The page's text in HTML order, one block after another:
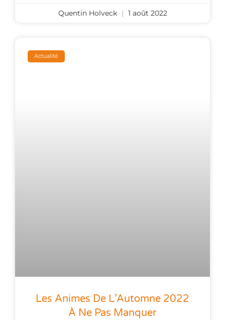
Quentin Holveck 1 août 2022
Actualité
Les Animes De L’Automne 2022
À Ne Pas Manquer